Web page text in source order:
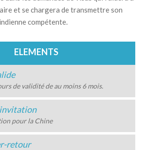
et se chargera de transmettre son
compétente.
ELEMENTS
de validité de au moins 6 mois.
pour la Chine
retour